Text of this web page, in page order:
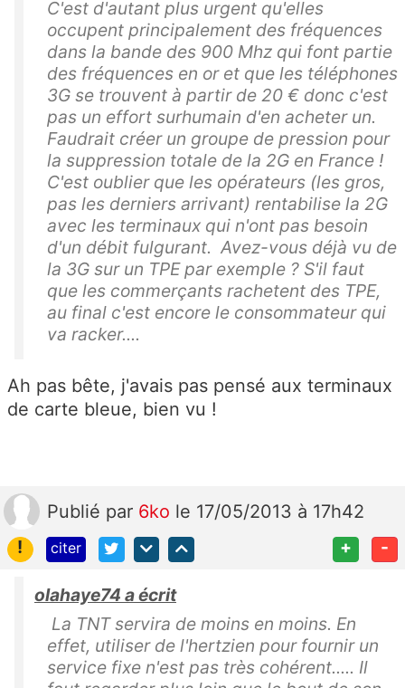
C'est d'autant plus urgent qu'elles
occupent principalement des fréquences
dans la bande des 900 Mhz qui font partie
des fréquences en or et que les téléphones
3G se trouvent à partir de 20 € donc c'est
pas un effort surhumain d'en acheter un.
Faudrait créer un groupe de pression pour
la suppression totale de la 2G en France !
C'est oublier que les opérateurs (les gros,
pas les derniers arrivant) rentabilise la 2G
avec les terminaux qui n'ont pas besoin
d'un débit fulgurant. Avez-vous déjà vu de
la 3G sur un TPE par exemple ? S'il faut
que les commerçants rachetent des TPE,
au final c'est encore le consommateur qui
va racker....
Ah pas bête, j'avais pas pensé aux terminaux
de carte bleue, bien vu !
Publié par 6ko le 17/05/2013 à 17h42
!
citer + -
olahaye74 a écrit
La TNT servira de moins en moins. En
effet, utiliser de l'hertzien pour fournir un
service fixe n'est pas très cohérent..... Il